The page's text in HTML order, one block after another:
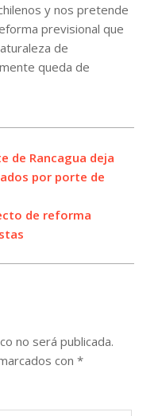
y nos pretende
previsional que
de
queda de
de Rancagua deja
por porte de
de reforma
no será publicada.
con *